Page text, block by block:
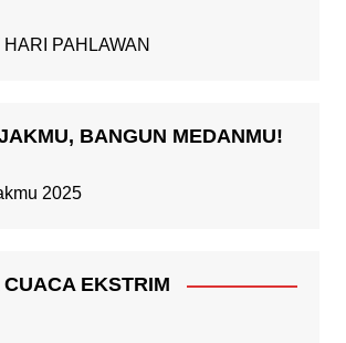
BANGUN MEDANMU!
EKSTRIM